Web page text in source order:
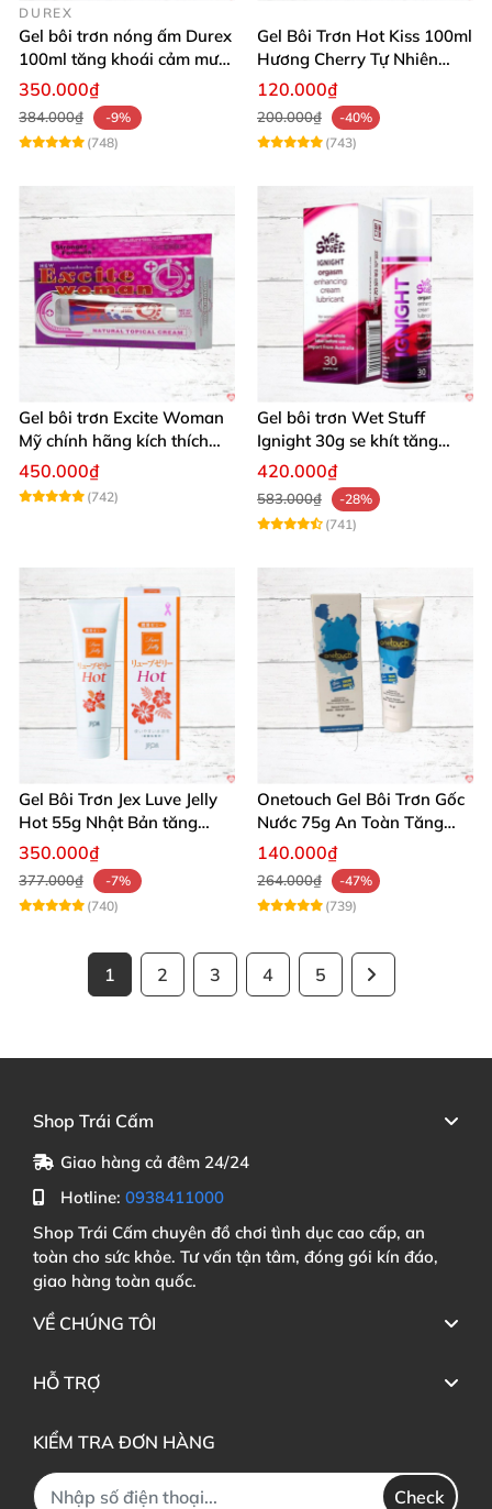
DUREX
Gel bôi trơn nóng ấm Durex
100ml tăng khoái cảm mượt
mà
350.000₫
384.000₫
-9%
(748)
Gel Bôi Trơn Hot Kiss 100ml
Hương Cherry Tự Nhiên
Mượt Mà
120.000₫
200.000₫
-40%
(743)
Gel bôi trơn Excite Woman
Mỹ chính hãng kích thích
khoái cảm nữ
450.000₫
(742)
Gel bôi trơn Wet Stuff
Ignight 30g se khít tăng
khoái cảm nữ hiệu quả
420.000₫
583.000₫
-28%
(741)
Gel Bôi Trơn Jex Luve Jelly
Hot 55g Nhật Bản tăng
khoái cảm nữ dễ sử dụng
350.000₫
377.000₫
-7%
(740)
Onetouch Gel Bôi Trơn Gốc
Nước 75g An Toàn Tăng
Khoái Cảm
140.000₫
264.000₫
-47%
(739)
1 2 3 4 5
Shop Trái Cấm
Giao hàng cả đêm 24/24
Hotline: 0938411000
Shop Trái Cấm chuyên đồ chơi tình dục cao cấp, an
toàn cho sức khỏe. Tư vấn tận tâm, đóng gói kín đáo,
giao hàng toàn quốc.
VỀ CHÚNG TÔI
HỖ TRỢ
KIỂM TRA ĐƠN HÀNG
Check